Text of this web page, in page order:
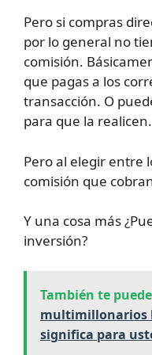
Pero si compras
por lo general no
comisión.
que pagas a los
transacción. O
para que la realicen.
Pero al elegir entre
comisión que
Y una cosa más
inversión?
También te
multimillonarios
significa para